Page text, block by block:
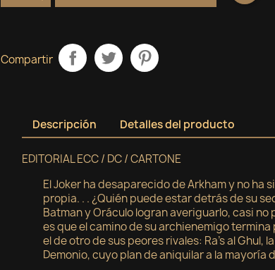
Compartir
Descripción Detalles del producto
EDITORIAL ECC / DC / CARTONE
El Joker ha desaparecido de Arkham y no ha
propia. . . ¿Quién puede estar detrás de su
Batman y Oráculo logran averiguarlo, casi no
es que el camino de su archienemigo
el de otro de sus peores rivales: Ra’s al Ghul,
Demonio, cuyo plan de aniquilar a la mayoría